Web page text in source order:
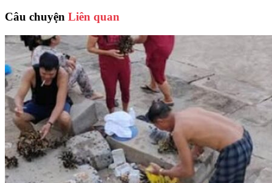
Câu chuyện Liên quan